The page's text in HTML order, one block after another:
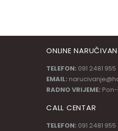
ONLINE
TELEFON: 091 2481 955
EMAIL:
RADNO VRIJEME:
CALL CENTAR
TELEFON: 091 2481 955